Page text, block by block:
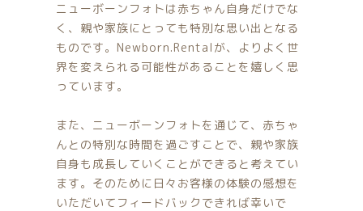
ニューボーンフォトは赤ちゃん自身だけでな
く、親や家族にとっても特別な思い出となる
ものです。Newborn.Rentalが、よりよく世
界を変えられる可能性があることを嬉しく思
っています。
また、ニューボーンフォトを通じて、赤ちゃ
んとの特別な時間を過ごすことで、親や家族
自身も成長していくことができると考えてい
ます。そのために日々お客様の体験の感想を
いただいてフィードバックできれば幸いで